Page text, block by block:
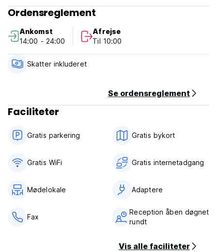
forretningsmøder, præsentationer eller seminarer. (Auto-
translated from original language)
Ordensreglement
Ankomst
14:00 - 24:00
Afrejse
Til 10:00
Skatter inkluderet
Se ordensreglement
Faciliteter
Gratis parkering Gratis bykort
Gratis WiFi Gratis internetadgang
Mødelokale Adaptere
Fax
Reception åben døgnet
rundt
Vis alle faciliteter